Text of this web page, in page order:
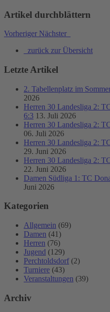
Artikel durchblättern
Vorheriger Nächster
zurück zur Übersicht
Letzte Artikel
2. Tabellenplatz im
2026
Herren 30 Landesliga 2:
6:3 13. Juli 2026
Herren 30 Landesliga 2:
06. Juli 2026
Herren 30 Landesliga 2:
29. Juni 2026
Herren 30 Landesliga 2:
22. Juni 2026
Damen Südliga 1: TC
Juni 2026
Kategorien
Allgemein (69)
Damen (41)
Herren (76)
Jugend (129)
Perchtoldsdorf (2)
Turniere (43)
Veranstaltungen (39)
Archiv